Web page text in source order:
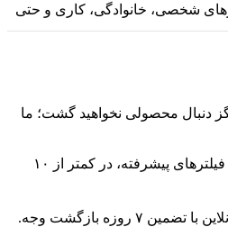
شخصی، خانوادگی، کاری و حتی
دنبال محصولی نخواهید گشت؛ ما
: با فیلترهای پیشرفته، در کمتر از ۱۰
۷ روزه بازگشت وجه.